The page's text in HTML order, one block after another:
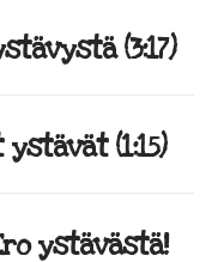
(3:17)
(1:15)
ystävästä!